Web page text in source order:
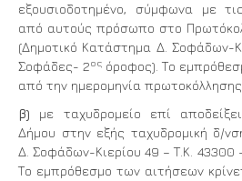
εξουσιοδοτημένο, σύμφωνα με
από αυτούς πρόσωπο στο
(Δημοτικό Κατάστημα Δ. Σοφάδων-
Σοφάδες- 2ος όροφος). Το
από την ημερομηνία πρωτοκόλλησης
β) με ταχυδρομείο επί
Δήμου στην εξής ταχυδρομική δ/
Δ. Σοφάδων-Κιερίου 49 – Τ.Κ.
Το εμπρόθεσμο των αιτήσεων